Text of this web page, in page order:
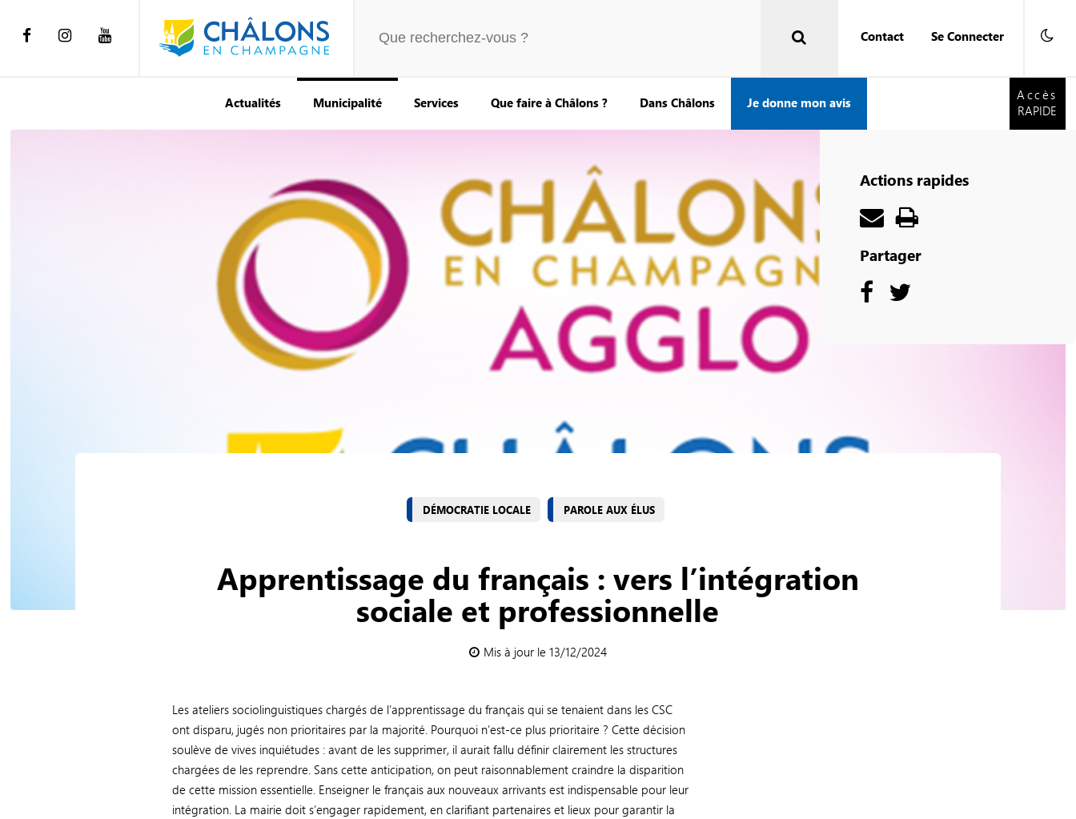
Contact Se Connecter
Accès
Actualités Municipalité Services Que faire à Châlons ? Dans Châlons Je donne mon avis
Accès
RAPIDE
DÉMOCRATIE LOCALE PAROLE AUX ÉLUS
Apprentissage du français : vers l’intégration
sociale et professionnelle
Mis à jour le 13/12/2024
Les ateliers sociolinguistiques chargés de l’apprentissage du français qui se tenaient dans les CSC
ont disparu, jugés non prioritaires par la majorité. Pourquoi n’est-ce plus prioritaire ? Cette décision
soulève de vives inquiétudes : avant de les supprimer, il aurait fallu définir clairement les structures
chargées de les reprendre. Sans cette anticipation, on peut raisonnablement craindre la disparition
de cette mission essentielle. Enseigner le français aux nouveaux arrivants est indispensable pour leur
intégration. La mairie doit s’engager rapidement, en clarifiant partenaires et lieux pour garantir la
Actions rapides
Partager